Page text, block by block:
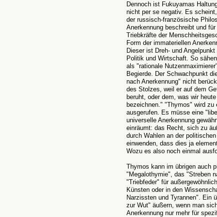
Dennoch ist Fukuyamas
nicht per se negativ. Es
der russisch-französische
Anerkennung beschreibt und
Triebkräfte der
Form der immateriellen
Dieser ist Dreh- und
Politik und Wirtschaft. So
als "rationale
Begierde. Der Schwachpunkt
nach Anerkennung" nicht
des Stolzes, weil er auf dem
beruht, oder dem, was wir
bezeichnen." "Thymos" wird
ausgerufen. Es müsse eine
universelle Anerkennung
einräumt: das Recht, sich zu
durch Wahlen an der
einwenden, dass dies ja
Wozu es also noch einmal
Thymos kann im übrigen auch
"Megalothymie", das "Streben
"Triebfeder" für
Künsten oder in den
Narzissten und Tyrannen". Ein
zur Wut" äußern, wenn man
Anerkennung nur mehr für